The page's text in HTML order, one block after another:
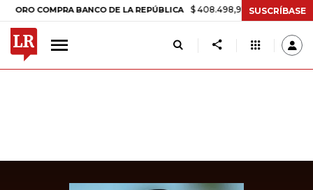
COMPRA BANCO DE LA REPÚBLICA $ 408.498,97 +$ 8.753,81 +2,19%
SUSCRÍBASE